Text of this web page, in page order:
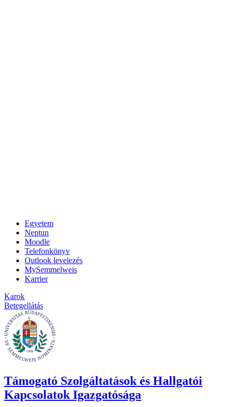
Egyetem
Neptun
Moodle
Telefonkönyv
Outlook levelezés
MySemmelweis
Karrier
Karok
Betegellátás
Támogató Szolgáltatások és Hallgatói
Kapcsolatok Igazgatósága